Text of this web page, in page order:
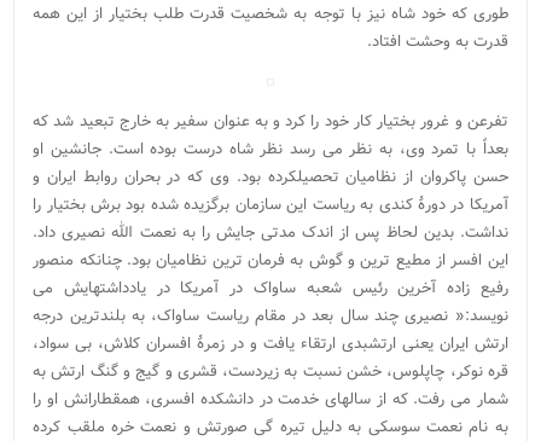
طوری که خود شاه نیز با توجه به شخصیت قدرت طلب بختیار از این همه
قدرت به وحشت افتاد.
تفرعن و غرور بختیار کار خود را کرد و به عنوان سفیر به خارج تبعید شد که
بعداً با تمرد وی، به نظر می رسد نظر شاه درست بوده است. جانشین او
حسن پاکروان از نظامیان تحصیلکرده بود. وی که در بحران روابط ایران و
آمریکا در دورۀ کندی به ریاست این سازمان برگزیده شده بود برش بختیار را
نداشت. بدین لحاظ پس از اندک مدتی جایش را به نعمت الله نصیری داد.
این افسر از مطیع ترین و گوش به فرمان ترین نظامیان بود. چنانکه منصور
رفیع زاده آخرین رئیس شعبه ساواک در آمریکا در یادداشتهایش می
نویسد:« نصیری چند سال بعد در مقام ریاست ساواک، به بلندترین درجه
ارتش ایران یعنی ارتشبدی ارتقاء یافت و در زمرۀ افسران کلاش، بی سواد،
قره نوکر، چاپلوس، خشن نسبت به زیردست، قشری و گیج و گنگ ارتش به
شمار می رفت. که از سالهای خدمت در دانشکده افسری، همقطارانش او را
به نام نعمت سوسکی به دلیل تیره گی صورتش و نعمت خره ملقب کرده